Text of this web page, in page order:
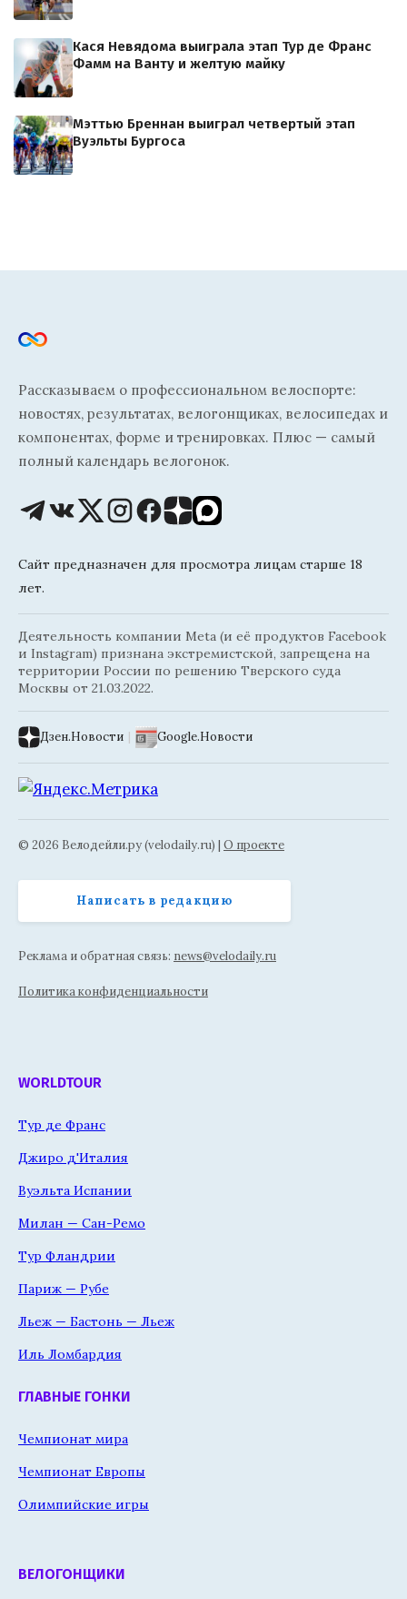
Кася Невядома выиграла этап Тур де Франс
Фамм на Ванту и желтую майку
Мэттью Бреннан выиграл четвертый этап
Вуэльты Бургоса
Рассказываем о профессиональном велоспорте:
новостях, результатах, велогонщиках, велосипедах и
компонентах, форме и тренировках. Плюс — самый
полный календарь велогонок.
Сайт предназначен для просмотра лицам старше 18
лет.
Деятельность компании Meta (и её продуктов Facebook
и Instagram) признана экстремистской, запрещена на
территории России по решению Тверского суда
Москвы от 21.03.2022.
Дзен.Новости | Google.Новости
© 2026 Велодейли.ру (velodaily.ru) | О проекте
Написать в редакцию
Реклама и обратная связь: news@velodaily.ru
Политика конфиденциальности
WORLDTOUR
Тур де Франс
Джиро д'Италия
Вуэльта Испании
Милан — Сан-Ремо
Тур Фландрии
Париж — Рубе
Льеж — Бастонь — Льеж
Иль Ломбардия
ГЛАВНЫЕ ГОНКИ
Чемпионат мира
Чемпионат Европы
Олимпийские игры
ВЕЛОГОНЩИКИ